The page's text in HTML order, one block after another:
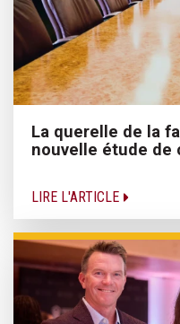
La querelle de la
nouvelle étude de
LIRE L'ARTICLE